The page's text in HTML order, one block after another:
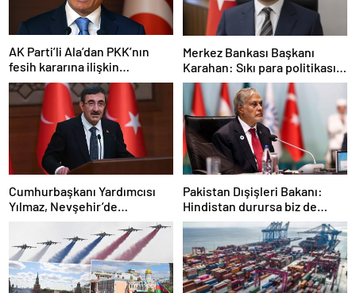
AK Parti’li Ala’dan PKK’nın
fesih kararına ilişkin
açıklama: Pazarlık söz konusu
değildir
Merkez Bankası Başkanı
Karahan: Sıkı para politikası
duruşumuz sürecek
Cumhurbaşkanı Yardımcısı
Yılmaz, Nevşehir’de
temaslarda bulundu! ‘Hiç
kimsenin tereddütü olmasın’
Pakistan Dışişleri Bakanı:
Hindistan durursa biz de
duracağız